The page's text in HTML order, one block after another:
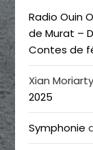
Radio Ouin
de Murat –
Contes de
Xian Moriarty
2025
Symphonie